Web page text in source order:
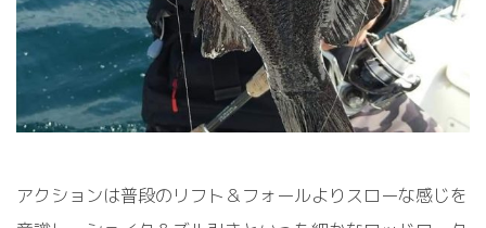
アクションは普段のリフト＆フォールよりスローな感じを